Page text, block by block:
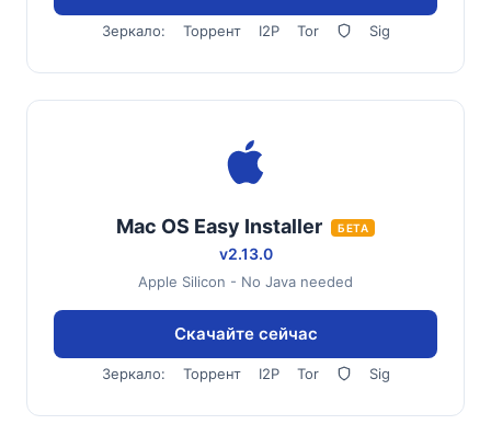
Зеркало: Торрент I2P Tor Sig
Mac OS Easy Installer БЕТА
v2.13.0
Apple Silicon - No Java needed
Скачайте сейчас
Зеркало: Торрент I2P Tor Sig